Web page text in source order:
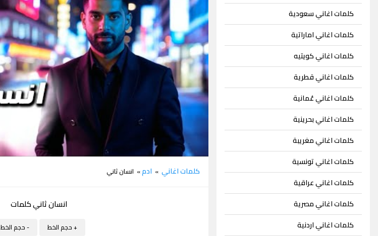
كلمات اغاني سعودية
كلمات اغاني اماراتية
كلمات اغاني كويتيه
كلمات اغاني قطرية
كلمات اغاني عُمانية
كلمات اغاني بحرينية
كلمات اغاني مغريبة
كلمات اغاني تونسية
كلمات اغاني عراقية
كلمات اغاني مصرية
كلمات اغاني اردنية
كلمات اغاني » ادم» انسان ثاني
انسان ثاني كلمات
+ حجم الخط - حجم الخط